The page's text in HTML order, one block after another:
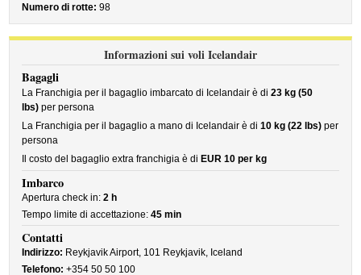
Numero di rotte: 98
Informazioni sui voli Icelandair
Bagagli
La Franchigia per il bagaglio imbarcato di Icelandair è di23 kg (50
lbs) per persona
La Franchigia per il bagaglio a mano di Icelandair è di10 kg (22 lbs) per
persona
Il costo del bagaglio extra franchigia è di EUR 10 per kg
Imbarco
Apertura check in:2 h
Tempo limite di accettazione:45 min
Contatti
Indirizzo: Reykjavik Airport, 101 Reykjavik, Iceland
Telefono: +354 50 50 100